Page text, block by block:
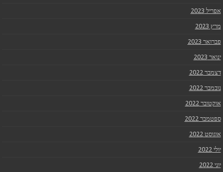
אפריל 2023
מרץ 2023
פברואר 2023
ינואר 2023
דצמבר 2022
נובמבר 2022
אוקטובר 2022
ספטמבר 2022
אוגוסט 2022
יולי 2022
יוני 2022